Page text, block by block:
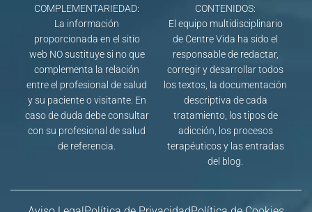
COMPLEMENTARIEDAD:
La información
proporcionada en el sitio
web NO sustituye si no que
complementa la relación
entre el profesional de salud
y su paciente o visitante. En
caso de duda debe consultar
con su profesional de salud
de referencia.
CONTENIDOS:
El equipo multidisciplinario
de Centre Vida ha sido el
responsable de redactar,
corregir y desarrollar todos
los textos, la documentación
descriptiva de cada
tratamiento, los tipos de
adicción, los procesos
terapéuticos y las entradas
del blog.